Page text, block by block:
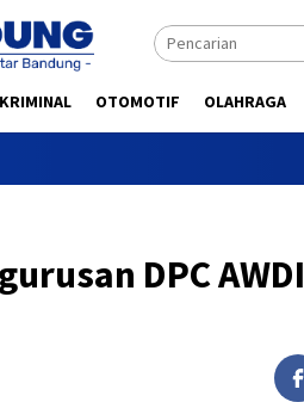
KRIMINAL OTOMOTIF OLAHRAGA
DPC AWDI